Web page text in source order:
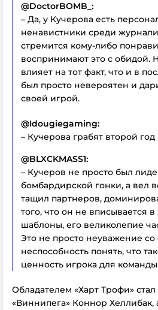
@DoctorBOMB_:
– Да, у Кучерова есть
ненавистники среди
стремится кому-либо
воспринимают это с обидой.
влияет на тот факт, что и в
был просто невероятен и
своей игрой.
@Idougiegaming:
– Кучерова грабят второй
@BLXCKMASS1:
– Кучеров не просто был
бомбардирской гонки, а вел
тащил партнеров,
того, что он не вписывается
шаблоны, его великолепие
Это не просто неуважение
неспособность понять, что
ценность игрока для
Обладателем «Харт Трофи»
«Виннипега» Коннор Хеллибак,